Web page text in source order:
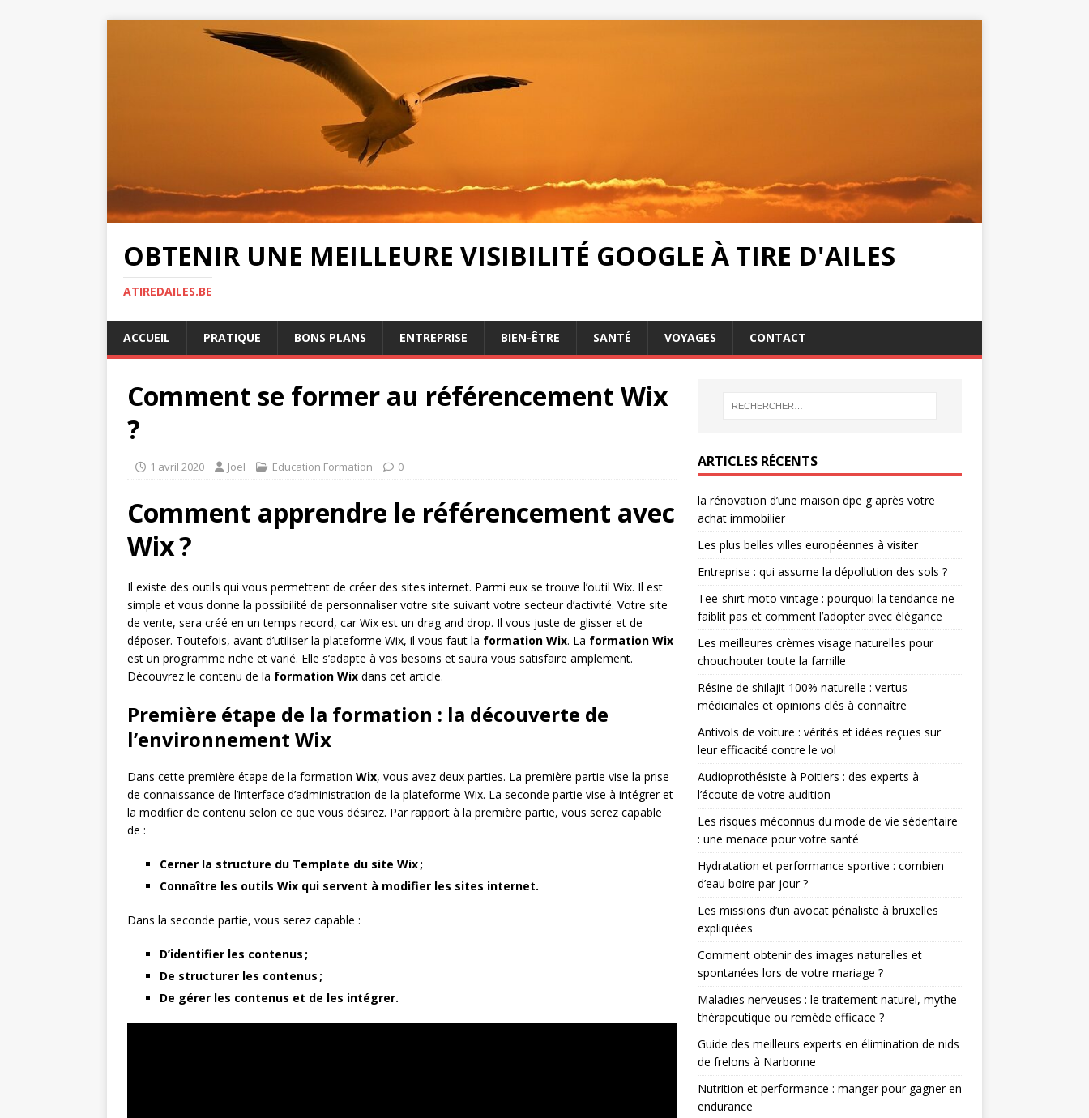
OBTENIR UNE MEILLEURE VISIBILITÉ GOOGLE À TIRE D'AILES
ATIREDAILES.BE
ACCUEIL PRATIQUE BONS PLANS ENTREPRISE BIEN-ÊTRE SANTÉ VOYAGES CONTACT
Comment se former au référencement Wix
?
1 avril 2020 Joel Education Formation 0
Comment apprendre le référencement avec
Wix ?
Il existe des outils qui vous permettent de créer des sites internet. Parmi eux se trouve l’outil Wix. Il est
simple et vous donne la possibilité de personnaliser votre site suivant votre secteur d’activité. Votre site
de vente, sera créé en un temps record, car Wix est un drag and drop. Il vous juste de glisser et de
déposer. Toutefois, avant d’utiliser la plateforme Wix, il vous faut la formation Wix. La formation Wix
est un programme riche et varié. Elle s’adapte à vos besoins et saura vous satisfaire amplement.
Découvrez le contenu de la formation Wix dans cet article.
Première étape de la formation : la découverte de
l’environnement Wix
Dans cette première étape de la formation Wix, vous avez deux parties. La première partie vise la prise
de connaissance de l’interface d’administration de la plateforme Wix. La seconde partie vise à intégrer et
la modifier de contenu selon ce que vous désirez. Par rapport à la première partie, vous serez capable
de :
Cerner la structure du Template du site Wix ;
Connaître les outils Wix qui servent à modifier les sites internet.
Dans la seconde partie, vous serez capable :
D’identifier les contenus ;
De structurer les contenus ;
De gérer les contenus et de les intégrer.
ARTICLES RÉCENTS
la rénovation d’une maison dpe g après votre
achat immobilier
Les plus belles villes européennes à visiter
Entreprise : qui assume la dépollution des sols ?
Tee-shirt moto vintage : pourquoi la tendance ne
faiblit pas et comment l’adopter avec élégance
Les meilleures crèmes visage naturelles pour
chouchouter toute la famille
Résine de shilajit 100% naturelle : vertus
médicinales et opinions clés à connaître
Antivols de voiture : vérités et idées reçues sur
leur efficacité contre le vol
Audioprothésiste à Poitiers : des experts à
l’écoute de votre audition
Les risques méconnus du mode de vie sédentaire
: une menace pour votre santé
Hydratation et performance sportive : combien
d’eau boire par jour ?
Les missions d’un avocat pénaliste à bruxelles
expliquées
Comment obtenir des images naturelles et
spontanées lors de votre mariage ?
Maladies nerveuses : le traitement naturel, mythe
thérapeutique ou remède efficace ?
Guide des meilleurs experts en élimination de nids
de frelons à Narbonne
Nutrition et performance : manger pour gagner en
endurance